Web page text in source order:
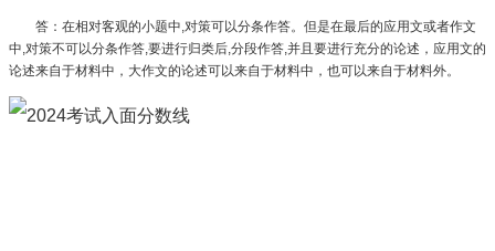
答：在相对客观的小题中,对策可以分条作答。但是在最后的应用文或者作文
中,对策不可以分条作答,要进行归类后,分段作答,并且要进行充分的论述，应用文的
论述来自于材料中，大作文的论述可以来自于材料中，也可以来自于材料外。